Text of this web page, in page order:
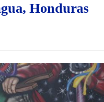
Honduras